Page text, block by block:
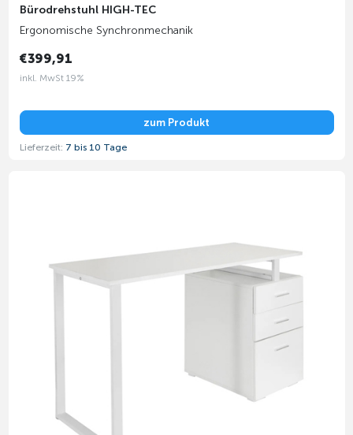
Bürodrehstuhl HIGH-TEC
Ergonomische Synchronmechanik
€399,91
inkl. MwSt 19%
zum Produkt
Lieferzeit: 7 bis 10 Tage